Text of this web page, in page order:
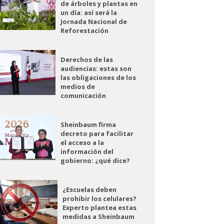
de árboles y plantas en
un día: así será la
Jornada Nacional de
Reforestación
Derechos de las
audiencias: estas son
las obligaciones de los
medios de
comunicación
Sheinbaum firma
decreto para facilitar
el acceso a la
información del
gobierno: ¿qué dice?
¿Escuelas deben
prohibir los celulares?
Experto plantea estas
medidas a Sheinbaum